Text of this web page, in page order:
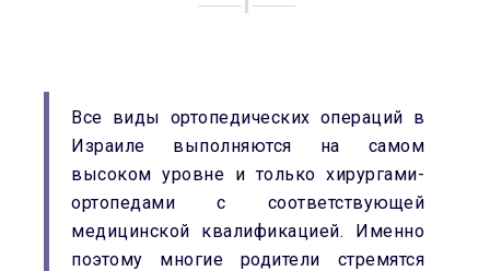
Все виды ортопедических операций в
Израиле выполняются на самом
высоком уровне и только хирургами-
ортопедами с соответствующей
медицинской квалификацией. Именно
поэтому многие родители стремятся